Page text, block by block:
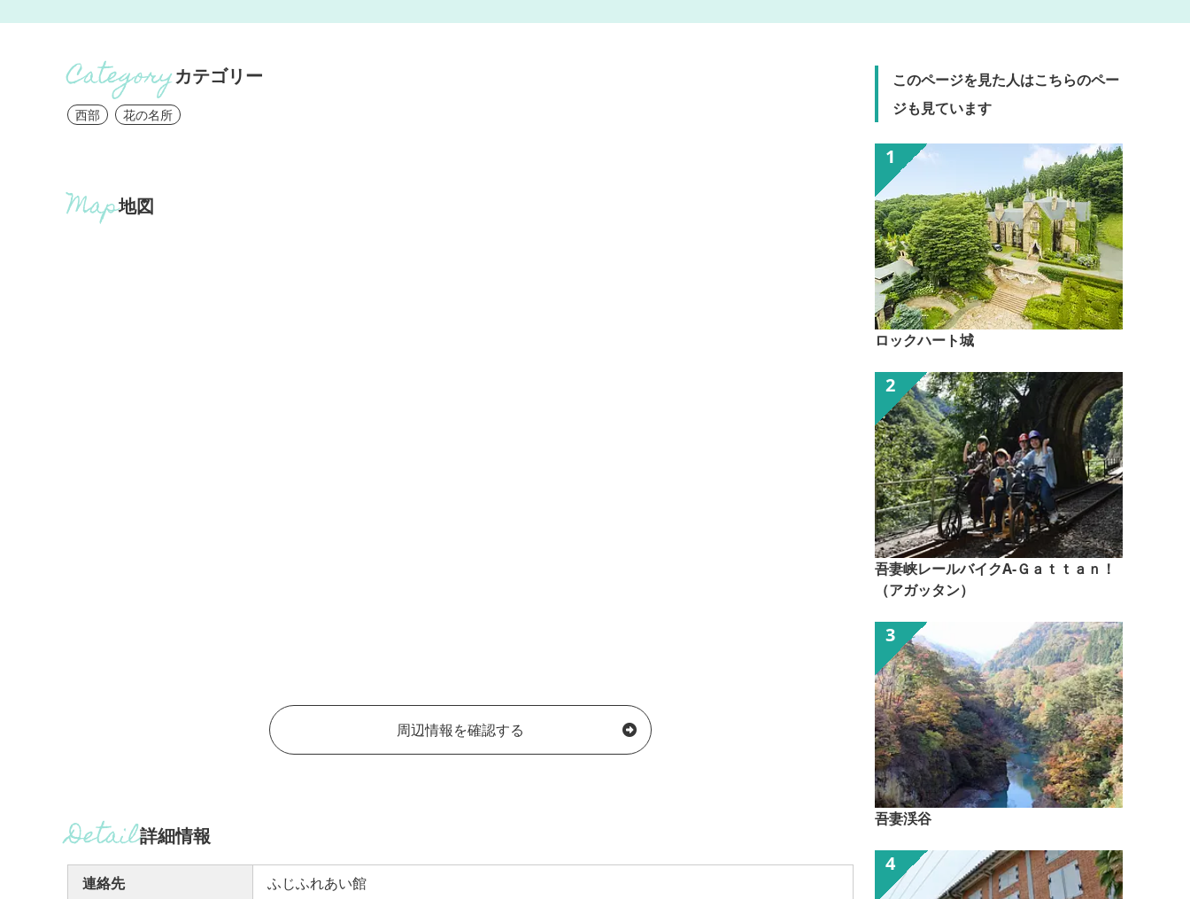
カテゴリー
西部 花の名所
地図
周辺情報を確認する
詳細情報
連絡先
ふじふれあい館
このページを見た人はこちらのペー
ジも見ています
ロックハート城
吾妻峡レールバイクA-Ｇａｔｔａｎ！
（アガッタン）
吾妻渓谷